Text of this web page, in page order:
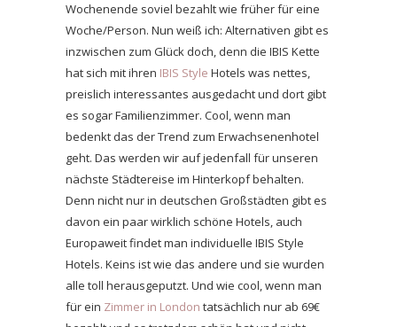
Wochenende soviel bezahlt wie früher für eine
Woche/Person. Nun weiß ich: Alternativen gibt es
inzwischen zum Glück doch, denn die IBIS Kette
hat sich mit ihren IBIS Style Hotels was nettes,
preislich interessantes ausgedacht und dort gibt
es sogar Familienzimmer. Cool, wenn man
bedenkt das der Trend zum Erwachsenenhotel
geht. Das werden wir auf jedenfall für unseren
nächste Städtereise im Hinterkopf behalten.
Denn nicht nur in deutschen Großstädten gibt es
davon ein paar wirklich schöne Hotels, auch
Europaweit findet man individuelle IBIS Style
Hotels. Keins ist wie das andere und sie wurden
alle toll herausgeputzt. Und wie cool, wenn man
für ein Zimmer in London tatsächlich nur ab 69€